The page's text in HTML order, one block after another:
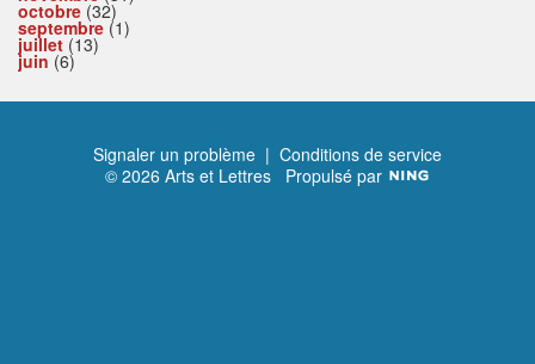
octobre (32)
septembre (1)
juillet (13)
juin (6)
Signaler un problème | Conditions de service
© 2026 Arts et Lettres Propulsé par